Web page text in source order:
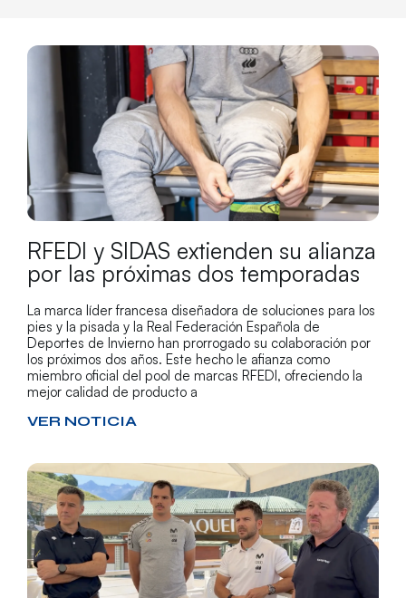
RFEDI y SIDAS extienden su alianza
por las próximas dos temporadas
La marca líder francesa diseñadora de soluciones para los
pies y la pisada y la Real Federación Española de
Deportes de Invierno han prorrogado su colaboración por
los próximos dos años. Este hecho le afianza como
miembro oficial del pool de marcas RFEDI, ofreciendo la
mejor calidad de producto a
VER NOTICIA